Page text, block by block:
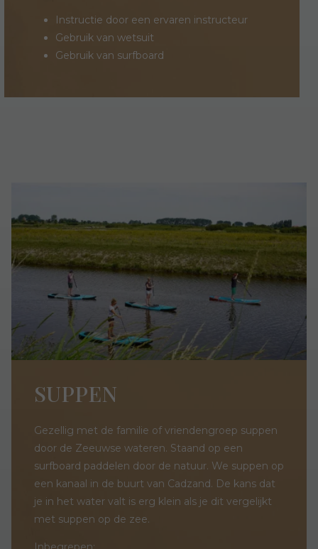
Instructie door een ervaren instructeur
Gebruik van wetsuit
Gebruik van surfboard
SUPPEN
Gezellig met de familie of vriendengroep suppen
door de Zeeuwse wateren. Staand op een
surfboard paddelen door de natuur. We suppen op
een kanaal in de buurt van Cadzand. De kans dat
je in het water valt is erg klein als je dit vergelijkt
met suppen op de zee.